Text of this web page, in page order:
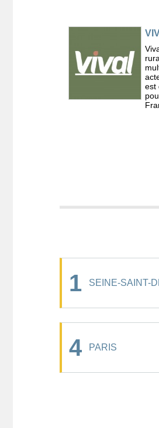
est
1 SEINE-SAINT-
4 PARIS